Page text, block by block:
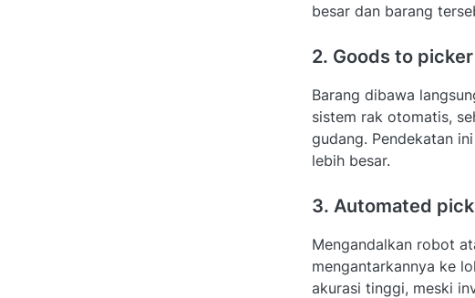
besar dan barang
2. Goods to picker
Barang dibawa
sistem rak otomatis,
gudang. Pendekatan
lebih besar.
3. Automated
Mengandalkan robot
mengantarkannya ke
akurasi tinggi, meski